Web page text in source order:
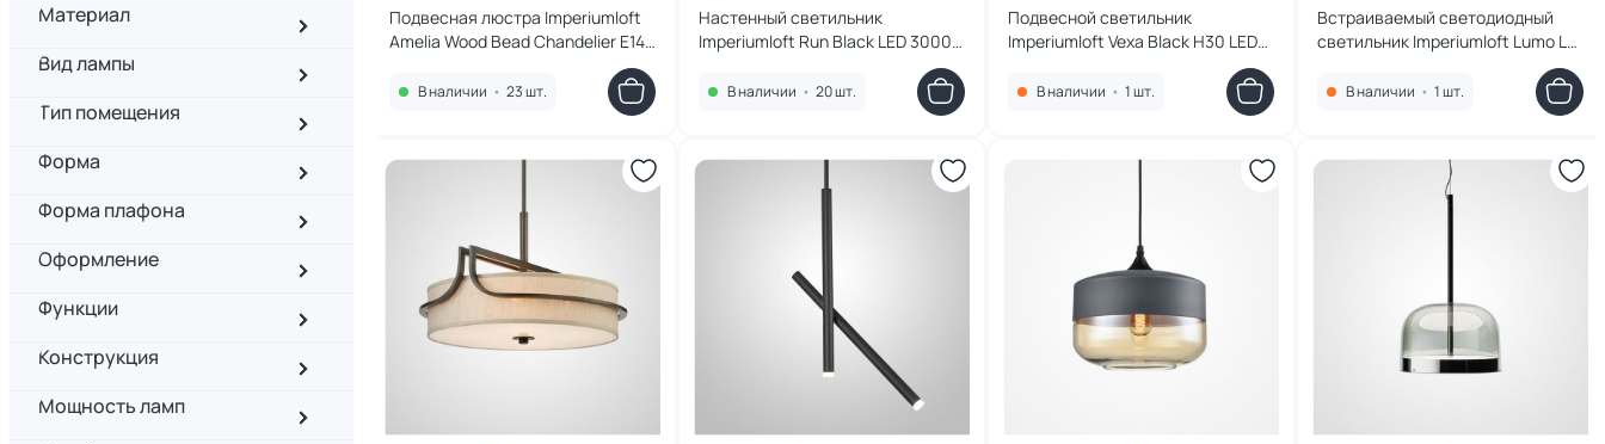
Материал
Вид лампы
Тип помещения
Форма
Форма плафона
Оформление
Функции
Конструкция
Мощность ламп
Подвесная люстра Imperiumloft
Amelia Wood Bead Chandelier E14
В наличии • 23 шт.
Настенный светильник
Imperiumloft Run Black LED 3000K
В наличии • 20 шт.
Подвесной светильник
Imperiumloft Vexa Black H30 LED
В наличии • 1 шт.
Встраиваемый светодиодный
светильник Imperiumloft Lumo L3
Black 4000 LED 4000K 8W 321915-
23 В наличии • 1 шт.